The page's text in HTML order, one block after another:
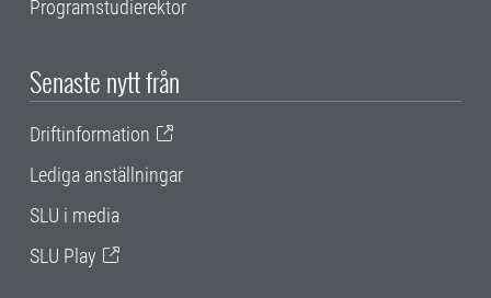
Programstudierektor
Senaste nytt från
Driftinformation
Lediga anställningar
SLU i media
SLU Play